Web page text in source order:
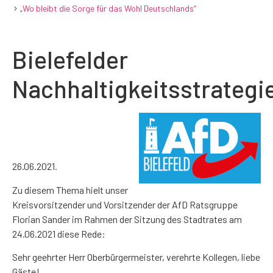
„Wo bleibt die Sorge für das Wohl Deutschlands“
Bielefelder
26.06.2021.
Zu diesem Thema hielt unser
Kreisvorsitzender und Vorsitzender der AfD Ratsgruppe
Florian Sander im Rahmen der Sitzung des Stadtrates am
24.06.2021 diese Rede:
Sehr geehrter Herr Oberbürgermeister, verehrte Kollegen, liebe